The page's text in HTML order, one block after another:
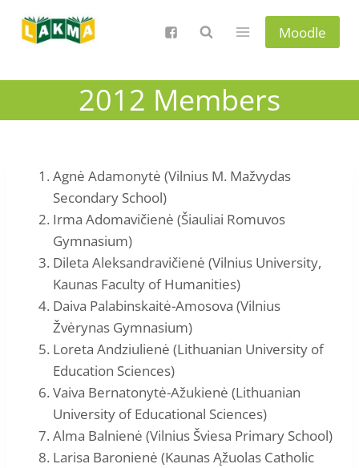
Moodle
2012 Members
Agnė Adamonytė (Vilnius M. Mažvydas
Secondary School)
Irma Adomavičienė (Šiauliai Romuvos
Gymnasium)
Dileta Aleksandravičienė (Vilnius University,
Kaunas Faculty of Humanities)
Daiva Palabinskaitė-Amosova (Vilnius
Žvėrynas Gymnasium)
Loreta Andziulienė (Lithuanian University of
Education Sciences)
Vaiva Bernatonytė-Ažukienė (Lithuanian
University of Educational Sciences)
Alma Balnienė (Vilnius Šviesa Primary School)
Larisa Baronienė (Kaunas Ąžuolas Catholic